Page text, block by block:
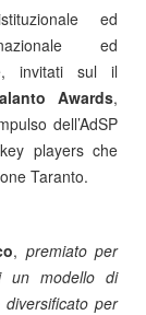
ed
ed
invitati sul il
Awards,
dell’AdSP
players che
Taranto.
, premiato per
un modello di
per